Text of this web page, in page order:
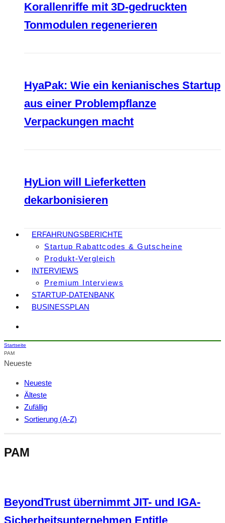
Korallenriffe mit 3D-gedruckten
Tonmodulen regenerieren
HyaPak: Wie ein kenianisches Startup
aus einer Problempflanze
Verpackungen macht
HyLion will Lieferketten
dekarbonisieren
ERFAHRUNGSBERICHTE
Startup Rabattcodes & Gutscheine
Produkt-Vergleich
INTERVIEWS
Premium Interviews
STARTUP-DATENBANK
BUSINESSPLAN
Startseite
PAM
Neueste
Neueste
Älteste
Zufällig
Sortierung (A-Z)
PAM
BeyondTrust übernimmt JIT- und IGA-
Sicherheitsunternehmen Entitle